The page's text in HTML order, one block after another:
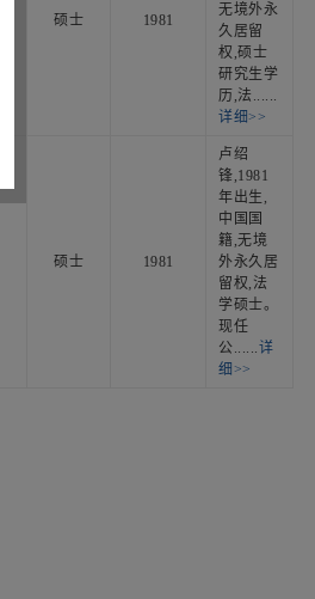
硕士 1981
无境外永
久居留
权,硕士
研究生学
历,法......
详细>>
硕士 1981
卢绍
锋,1981
年出生,
中国国
籍,无境
外永久居
留权,法
学硕士。
现任
公......详
细>>